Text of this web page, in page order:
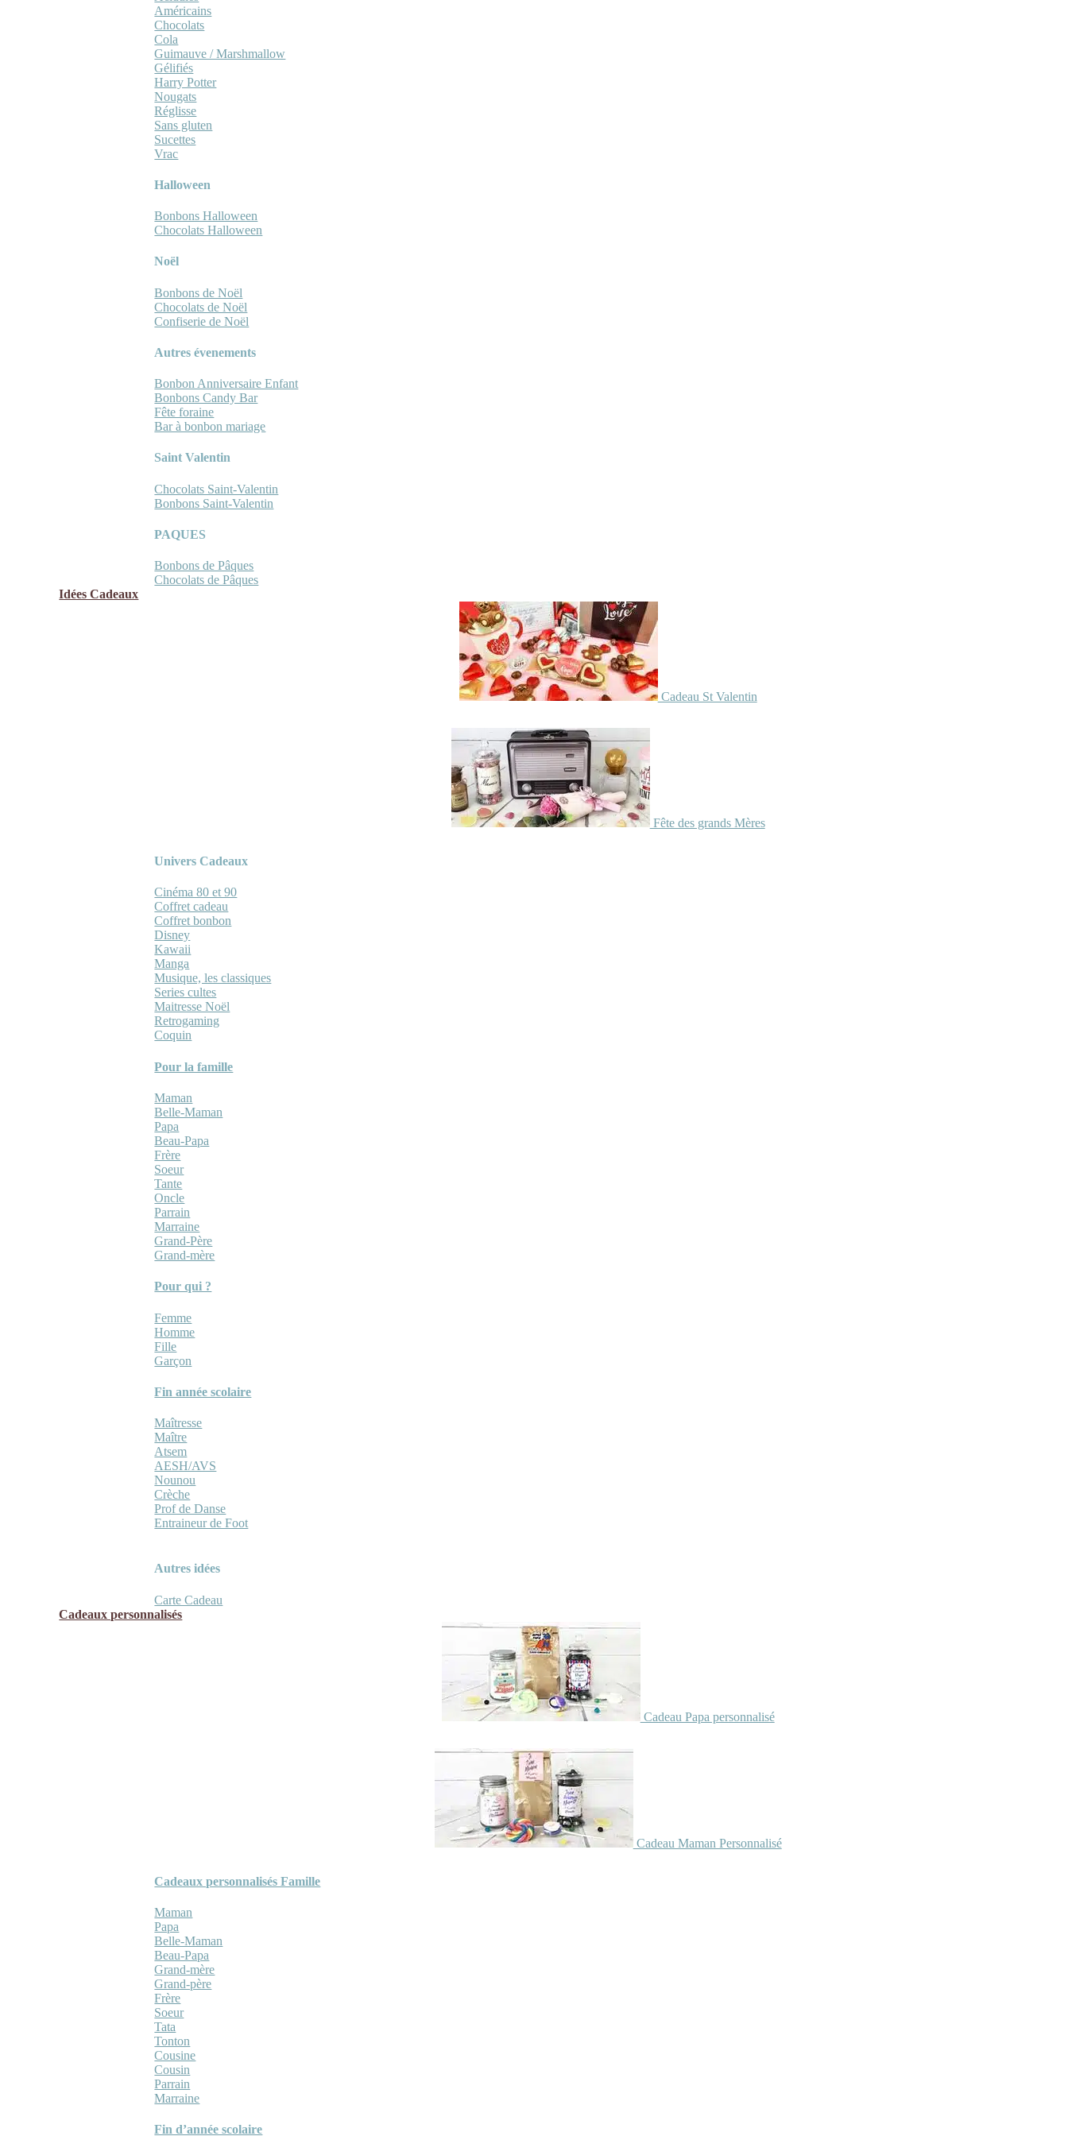
Américains
Chocolats
Cola
Guimauve / Marshmallow
Gélifiés
Harry Potter
Nougats
Réglisse
Sans gluten
Sucettes
Vrac
Halloween
Bonbons Halloween
Chocolats Halloween
Noël
Bonbons de Noël
Chocolats de Noël
Confiserie de Noël
Autres évenements
Bonbon Anniversaire Enfant
Bonbons Candy Bar
Fête foraine
Bar à bonbon mariage
Saint Valentin
Chocolats Saint-Valentin
Bonbons Saint-Valentin
PAQUES
Bonbons de Pâques
Chocolats de Pâques
Idées Cadeaux
Cadeau St Valentin
Fête des grands Mères
Univers Cadeaux
Cinéma 80 et 90
Coffret cadeau
Coffret bonbon
Disney
Kawaii
Manga
Musique, les classiques
Series cultes
Maitresse Noël
Retrogaming
Coquin
Pour la famille
Maman
Belle-Maman
Papa
Beau-Papa
Frère
Soeur
Tante
Oncle
Parrain
Marraine
Grand-Père
Grand-mère
Pour qui ?
Femme
Homme
Fille
Garçon
Fin année scolaire
Maîtresse
Maître
Atsem
AESH/AVS
Nounou
Crèche
Prof de Danse
Entraineur de Foot
Autres idées
Carte Cadeau
Cadeaux personnalisés
Cadeau Papa personnalisé
Cadeau Maman Personnalisé
Cadeaux personnalisés Famille
Maman
Papa
Belle-Maman
Beau-Papa
Grand-mère
Grand-père
Frère
Soeur
Tata
Tonton
Cousine
Cousin
Parrain
Marraine
Fin d’année scolaire